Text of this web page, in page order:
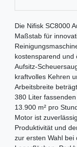
Die Nifisk SC8000
Maßstab für
kostensparend und
Aufsitz-
kraftvolles Kehren
Arbeitsbreite
380 Liter
13.900 m² pro
Motor ist
Produktivität und
zur ersten Wahl bei